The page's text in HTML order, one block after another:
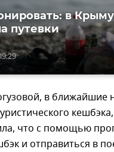
в
путевки
в ближайшие
что с помощью
и отправиться в